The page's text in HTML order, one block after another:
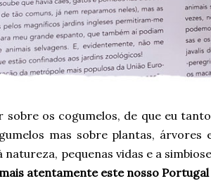
sobre os cogumelos, de que eu
mas sobre plantas,
natureza, pequenas vidas e a
atentamente este nosso